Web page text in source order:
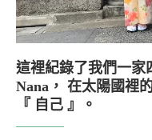
這裡紀錄了我們一家
Nana， 在太陽國裡
『 自己 』。